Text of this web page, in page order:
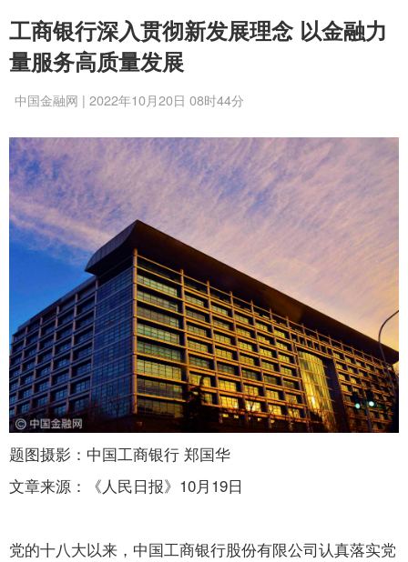
工商银行深入贯彻新发展理念 以金融力
量服务高质量发展
中国金融网 | 2022年10月20日 08时44分
题图摄影：中国工商银行 郑国华
文章来源：《人民日报》10月19日
党的十八大以来，中国工商银行股份有限公司认真落实党